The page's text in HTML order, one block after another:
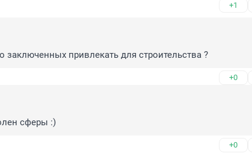
+1
привлекать для строительства ?
+0
сферы :)
+0